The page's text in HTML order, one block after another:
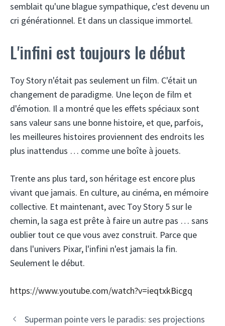
semblait qu'une blague sympathique, c'est devenu un
cri générationnel. Et dans un classique immortel.
L'infini est toujours le début
Toy Story n'était pas seulement un film. C'était un
changement de paradigme. Une leçon de film et
d'émotion. Il a montré que les effets spéciaux sont
sans valeur sans une bonne histoire, et que, parfois,
les meilleures histoires proviennent des endroits les
plus inattendus … comme une boîte à jouets.
Trente ans plus tard, son héritage est encore plus
vivant que jamais. En culture, au cinéma, en mémoire
collective. Et maintenant, avec Toy Story 5 sur le
chemin, la saga est prête à faire un autre pas … sans
oublier tout ce que vous avez construit. Parce que
dans l'univers Pixar, l'infini n'est jamais la fin.
Seulement le début.
https://www.youtube.com/watch?v=ieqtxkBicgq
Superman pointe vers le paradis: ses projections